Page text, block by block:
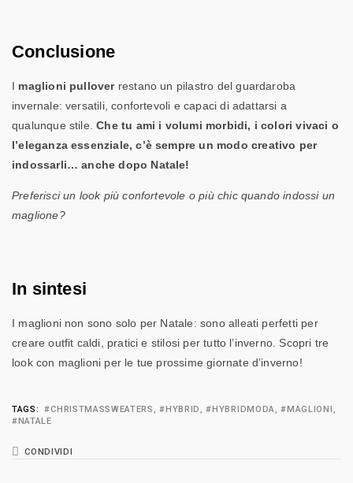
Conclusione
I maglioni pulloverrestano un pilastro del guardaroba
invernale: versatili, confortevoli e capaci di adattarsi a
qualunque stile.Che tu ami i volumi morbidi, i colori vivaci o
l’eleganza essenziale, c’è sempre un modo creativo per
indossarli… anche dopo Natale!
Preferisci un look più confortevole o più chic quando indossi un
maglione?
In sintesi
I maglioni non sono solo per Natale: sono alleati perfetti per
creare outfit caldi, pratici e stilosi per tutto l’inverno. Scopri tre
look con maglioni per le tue prossime giornate d’inverno!
TAGS: #CHRISTMASSWEATERS ,#HYBRID ,#HYBRIDMODA ,#MAGLIONI
#NATALE
CONDIVIDI